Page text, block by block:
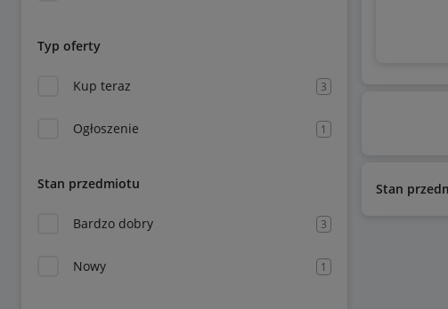
Typ oferty
Kup teraz 3
Ogłoszenie 1
Stan przedmiotu
Bardzo dobry 3
Nowy 1
Stan